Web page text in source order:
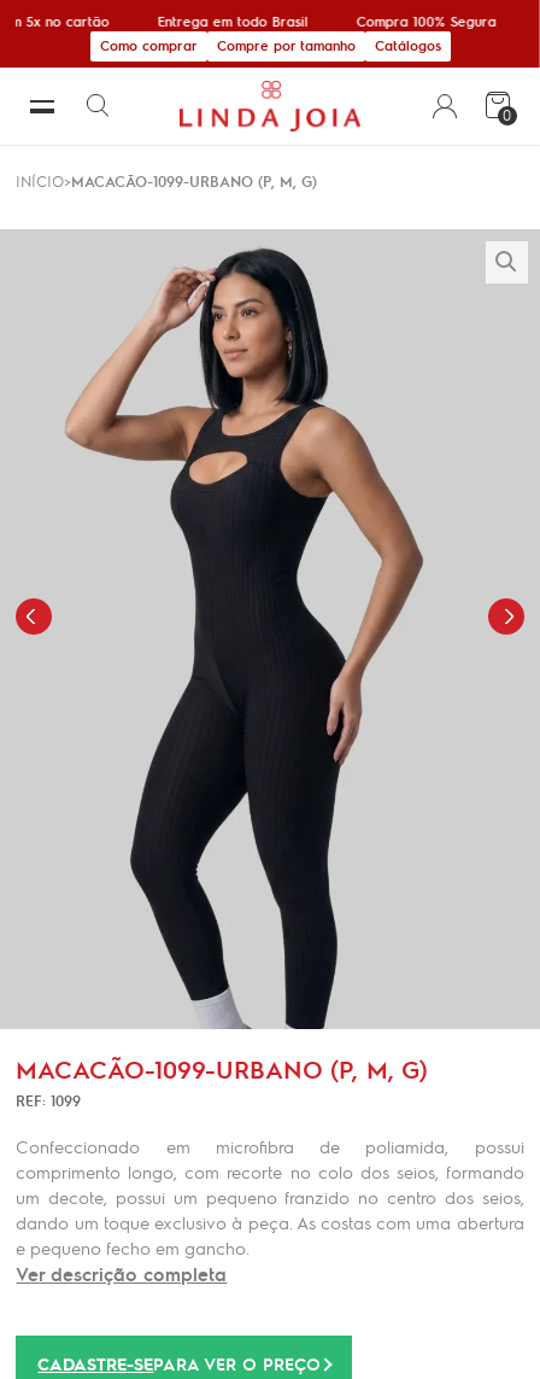
5x no cartão Entrega em todo Brasil
Compra 100% Segura
Como comprar
Compre por tamanho Catálogos
0
INÍCIO MACACÃO-1099-URBANO (P, M, G)
MACACÃO-1099-URBANO (P, M, G)
REF: 1099
Confeccionado em microfibra de poliamida, possui
comprimento longo, com recorte no colo dos seios, formando
um decote, possui um pequeno franzido no centro dos seios,
dando um toque exclusivo à peça. As costas com uma abertura
e pequeno fecho em gancho.
Ver descrição completa
CADASTRE-SEPARA VER O PREÇO